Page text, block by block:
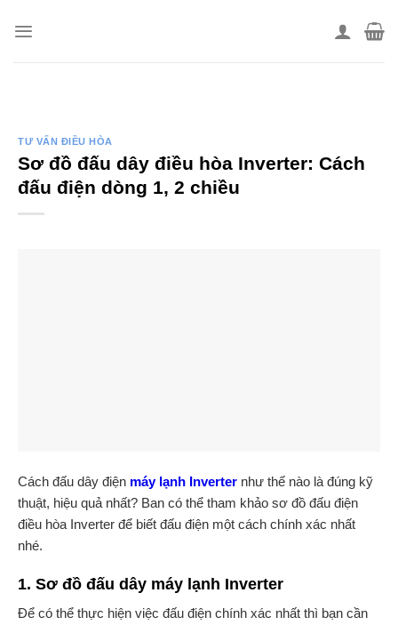
TƯ VẤN ĐIỀU HÒA
Sơ đồ đấu dây điều hòa Inverter: Cách
đấu điện dòng 1, 2 chiều
Cách đấu dây điện máy lạnh Inverter như thế nào là đúng kỹ
thuật, hiệu quả nhất? Ban có thể tham khảo sơ đồ đấu điện
điều hòa Inverter để biết đấu điện một cách chính xác nhất
nhé.
1. Sơ đồ đấu dây máy lạnh Inverter
Để có thể thực hiện việc đấu điện chính xác nhất thì bạn cần